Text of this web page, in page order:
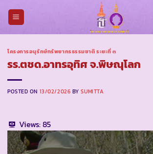
โครงการอนุรักษ์ทรัพยากรธรรมชาติ ระยะที่ ๓
รร.ตชด.อาทรอุทิศ จ.พิษณุโลก
POSTED ON 13/02/2026 BYSUMITTA
Views:85